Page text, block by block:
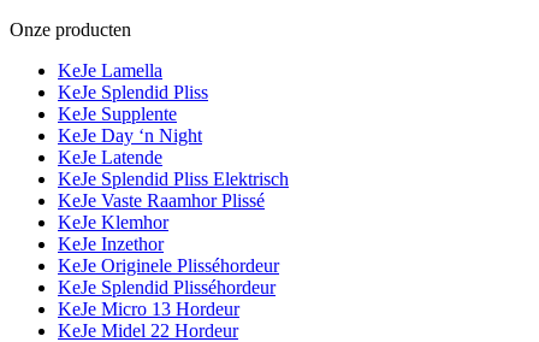
Onze producten
KeJe Lamella
KeJe Splendid Pliss
KeJe Supplente
KeJe Day ‘n Night
KeJe Latende
KeJe Splendid Pliss Elektrisch
KeJe Vaste Raamhor Plissé
KeJe Klemhor
KeJe Inzethor
KeJe Originele Plisséhordeur
KeJe Splendid Plisséhordeur
KeJe Micro 13 Hordeur
KeJe Midel 22 Hordeur